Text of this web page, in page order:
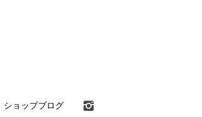
ショップブログ